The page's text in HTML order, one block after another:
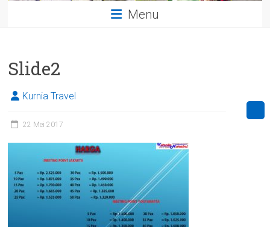
Menu
Slide2
Kurnia Travel
22 Mei 2017